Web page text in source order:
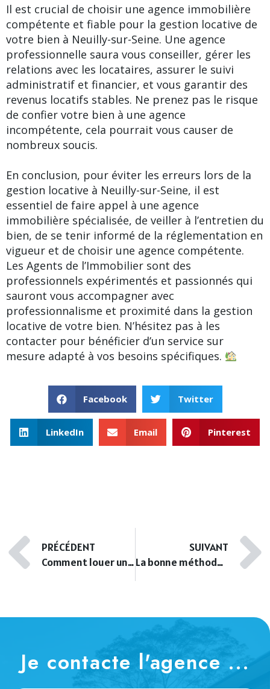
Il est crucial de choisir une agence immobilière
compétente et fiable pour la gestion locative de
votre bien à Neuilly-sur-Seine. Une agence
professionnelle saura vous conseiller, gérer les
relations avec les locataires, assurer le suivi
administratif et financier, et vous garantir des
revenus locatifs stables. Ne prenez pas le risque
de confier votre bien à une agence
incompétente, cela pourrait vous causer de
nombreux soucis.
En conclusion, pour éviter les erreurs lors de la
gestion locative à Neuilly-sur-Seine, il est
essentiel de faire appel à une agence
immobilière spécialisée, de veiller à l’entretien du
bien, de se tenir informé de la réglementation en
vigueur et de choisir une agence compétente.
Les Agents de l’Immobilier sont des
professionnels expérimentés et passionnés qui
sauront vous accompagner avec
professionnalisme et proximité dans la gestion
locative de votre bien. N’hésitez pas à les
contacter pour bénéficier d’un service sur
mesure adapté à vos besoins spécifiques.
Facebook Twitter
LinkedIn Email Pinterest
PRÉCÉDENT
Comment louer une maison à Orléans sans complications
SUIVANT
La bonne méthode pour vendre un T2 à Orléans avec un prix attractif
Je contacte l'agence ...